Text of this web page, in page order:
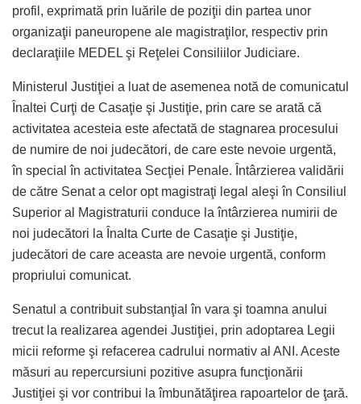
profil, exprimată prin luările de poziţii din partea unor
organizaţii paneuropene ale magistraţilor, respectiv prin
declaraţiile MEDEL şi Reţelei Consiliilor Judiciare.
Ministerul Justiţiei a luat de asemenea notă de comunicatul
Înaltei Curţi de Casaţie şi Justiţie, prin care se arată că
activitatea acesteia este afectată de stagnarea procesului
de numire de noi judecători, de care este nevoie urgentă,
în special în activitatea Secţiei Penale. Întârzierea validării
de către Senat a celor opt magistraţi legal aleşi în Consiliul
Superior al Magistraturii conduce la întârzierea numirii de
noi judecători la Înalta Curte de Casaţie şi Justiţie,
judecători de care aceasta are nevoie urgentă, conform
propriului comunicat.
Senatul a contribuit substanţial în vara şi toamna anului
trecut la realizarea agendei Justiţiei, prin adoptarea Legii
micii reforme şi refacerea cadrului normativ al ANI. Aceste
măsuri au repercursiuni pozitive asupra funcţionării
Justiţiei şi vor contribui la îmbunătăţirea rapoartelor de ţară.